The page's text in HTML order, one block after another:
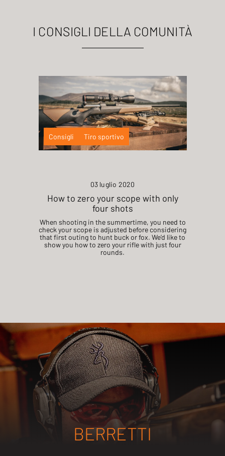
I CONSIGLI DELLA COMUNITÀ
Consigli Tiro sportivo
03 luglio 2020
How to zero your scope with only
four shots
When shooting in the summertime, you need to
check your scope is adjusted before considering
that first outing to hunt buck or fox. We’d like to
show you how to zero your rifle with just four
rounds.
BERRETTI